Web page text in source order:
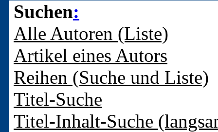
Suchen:
Alle Autoren (Liste)
Artikel eines Autors
Reihen (Suche und Liste)
Titel-Suche
Titel-Inhalt-Suche